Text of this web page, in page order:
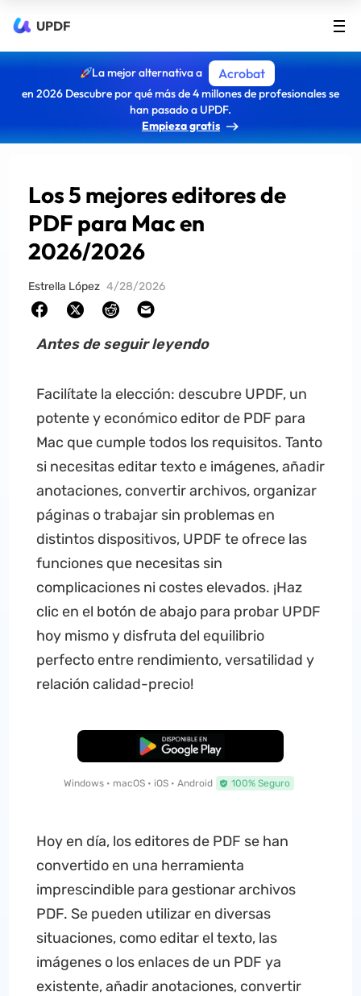
UPDF
La mejor alternativa a Acrobat
en 2026 Descubre por qué más de 4 millones de profesionales se
han pasado a UPDF.
Empieza gratis
Los 5 mejores editores de
PDF para Mac en
2026/2026
Estrella López 4/28/2026
Antes de seguir leyendo
Facilítate la elección: descubre UPDF, un
potente y económico editor de PDF para
Mac que cumple todos los requisitos. Tanto
si necesitas editar texto e imágenes, añadir
anotaciones, convertir archivos, organizar
páginas o trabajar sin problemas en
distintos dispositivos, UPDF te ofrece las
funciones que necesitas sin
complicaciones ni costes elevados. ¡Haz
clic en el botón de abajo para probar UPDF
hoy mismo y disfruta del equilibrio
perfecto entre rendimiento, versatilidad y
relación calidad-precio!
Descarga Gratuita
Windows • macOS • iOS • Android 100% Seguro
Hoy en día, los editores de PDF se han
convertido en una herramienta
imprescindible para gestionar archivos
PDF. Se pueden utilizar en diversas
situaciones, como editar el texto, las
imágenes o los enlaces de un PDF ya
existente, añadir anotaciones, convertir